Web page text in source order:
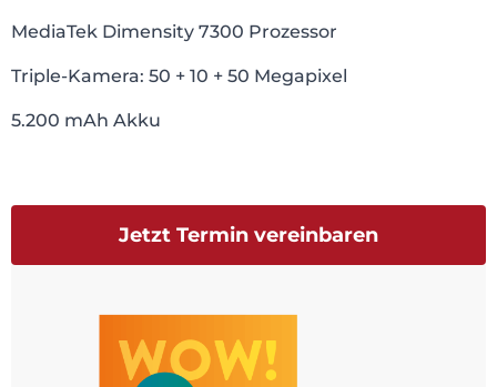
MediaTek Dimensity 7300 Prozessor
Triple-Kamera: 50 + 10 + 50 Megapixel
5.200 mAh Akku
Jetzt Termin vereinbaren